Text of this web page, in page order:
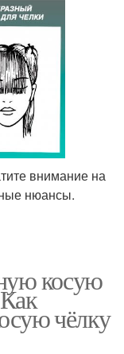
внимание на
нюансы.
косую
чёлку